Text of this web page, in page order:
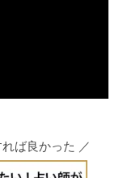
ば良かった ／